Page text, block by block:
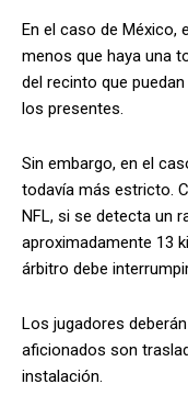
En el caso de México,
menos que haya una
del recinto que
los presentes.
Sin embargo, en el
todavía más estricto.
NFL, si se detecta un
aproximadamente 13
árbitro debe
Los jugadores
aficionados son
instalación.